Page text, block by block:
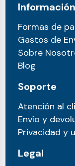
Información
Formas de
Gastos de
Sobre
Blog
Soporte
Atención al
Envío y
Privacidad y
Legal